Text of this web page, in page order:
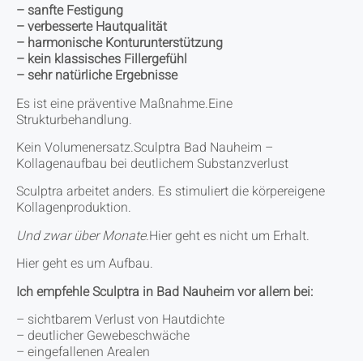
– sanfte Festigung
– verbesserte Hautqualität
– harmonische Konturunterstützung
– kein klassisches Fillergefühl
– sehr natürliche Ergebnisse
Es ist eine präventive Maßnahme.Eine
Strukturbehandlung.
Kein Volumenersatz.Sculptra Bad Nauheim –
Kollagenaufbau bei deutlichem Substanzverlust
Sculptra arbeitet anders. Es stimuliert die körpereigene
Kollagenproduktion.
Und zwar über Monate.Hier geht es nicht um Erhalt.
Hier geht es um Aufbau.
Ich empfehle Sculptra in Bad Nauheim vor allem bei:
– sichtbarem Verlust von Hautdichte
– deutlicher Gewebeschwäche
– eingefallenen Arealen